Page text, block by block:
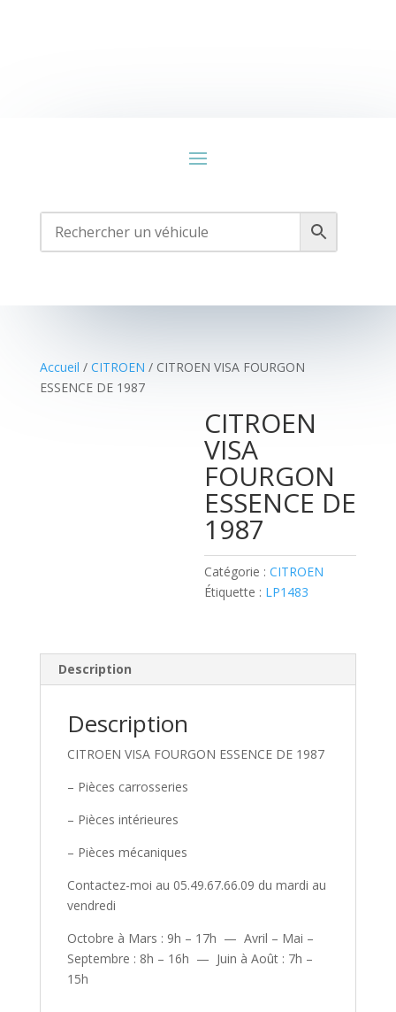
Accueil / CITROEN / CITROEN VISA FOURGON
ESSENCE DE 1987
CITROEN
VISA
FOURGON
ESSENCE DE
1987
Catégorie :CITROEN
Étiquette : LP1483
Description
Description
CITROEN VISA FOURGON ESSENCE DE 1987
– Pièces carrosseries
– Pièces intérieures
– Pièces mécaniques
Contactez-moi au 05.49.67.66.09 du mardi au
vendredi
Octobre à Mars : 9h – 17h — Avril – Mai –
Septembre : 8h – 16h — Juin à Août : 7h –
15h